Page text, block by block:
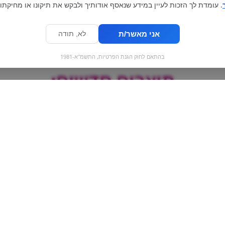
מוצרים חדשים:
. עומדת לך הזכות לעיין במידע שנאסף אודותיך ולבקש את תיקונו או
אני מאשר/ת לא, תודה
בהתאם לחוק הגנת הפרטיות, התשמ"א-1981